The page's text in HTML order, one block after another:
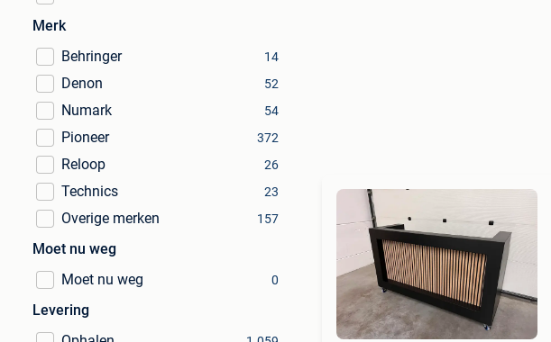
Merk
Behringer
14
Denon 52
Numark 54
Pioneer 372
Reloop 26
Technics 23
Overige merken 157
Moet nu weg
Moet nu weg
0
Levering